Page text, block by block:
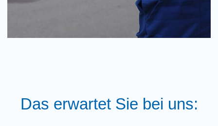
Das erwartet Sie bei uns: